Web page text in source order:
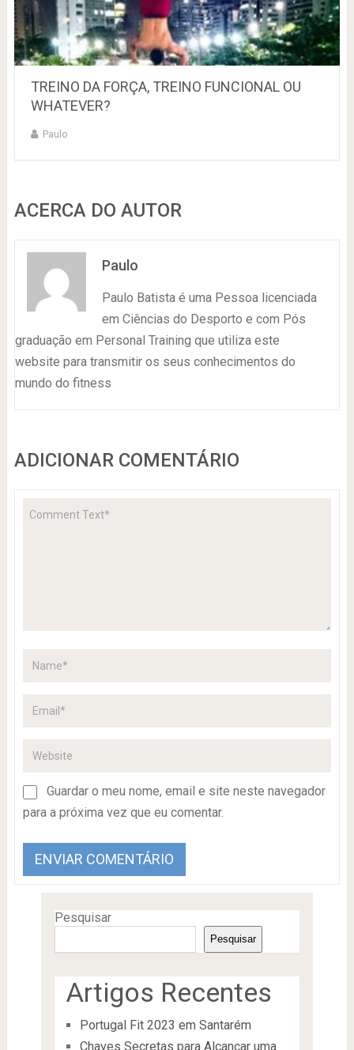
TREINO DA FORÇA, TREINO FUNCIONAL OU
WHATEVER?
Paulo
ACERCA DO AUTOR
Paulo
Paulo Batista é uma Pessoa licenciada
em Ciências do Desporto e com Pós
graduação em Personal Training que utiliza este
website para transmitir os seus conhecimentos do
mundo do fitness
ADICIONAR COMENTÁRIO
Guardar o meu nome, email e site neste navegador
para a próxima vez que eu comentar.
Pesquisar
Pesquisar
Artigos Recentes
Portugal Fit 2023 em Santarém
Chaves Secretas para Alcançar uma